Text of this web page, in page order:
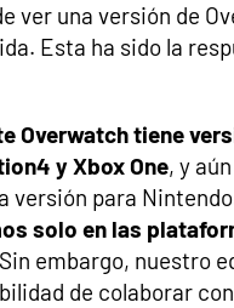
ver una versión de
Esta ha sido la
Overwatch tiene
y Xbox One, y
versión para
solo en las
embargo, nuestro
de colaborar